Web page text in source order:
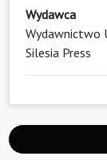
Wydawca
Wydawnictwo
Silesia Press